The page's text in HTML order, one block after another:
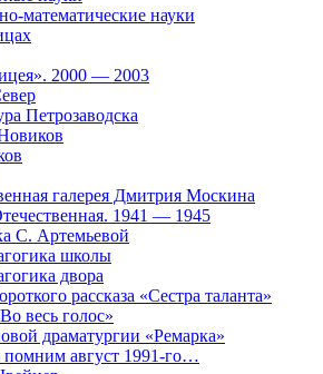
математические науки
2000 — 2003
Петрозаводска
галерея Дмитрия Москина
1941 — 1945
С. Артемьевой
школы
двора
рассказа «Сестра таланта»
весь голос»
драматургии «Ремарка»
август 1991-го…